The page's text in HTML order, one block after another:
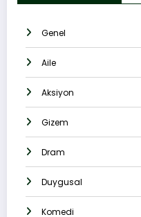
Genel
Aile
Aksiyon
Gizem
Dram
Duygusal
Komedi